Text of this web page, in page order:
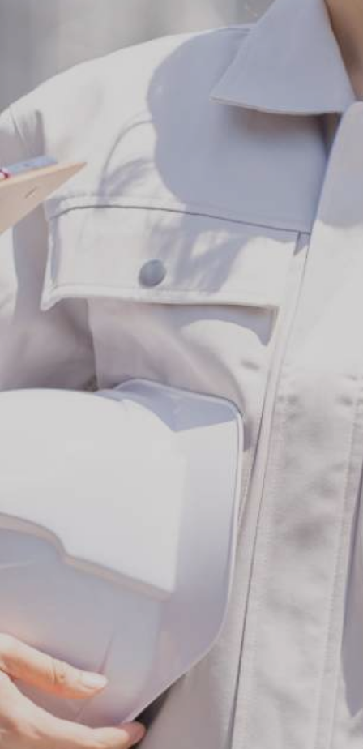
私たちについて